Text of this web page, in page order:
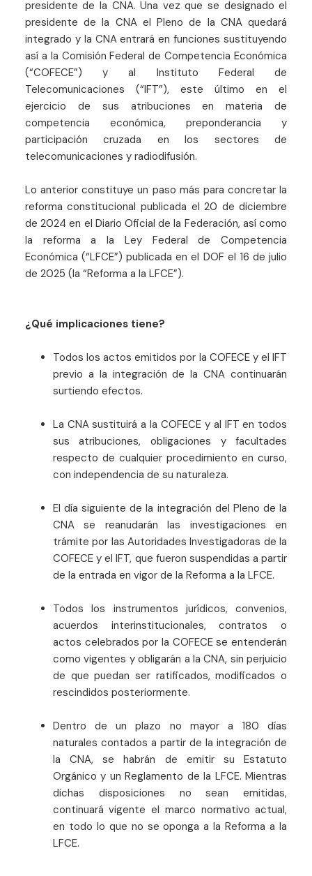
presidente de la CNA. Una vez que se designado el
presidente de la CNA el Pleno de la CNA quedará
integrado y la CNA entrará en funciones sustituyendo
así a la Comisión Federal de Competencia Económica
(“COFECE”) y al Instituto Federal de
Telecomunicaciones (“IFT”), este último en el
ejercicio de sus atribuciones en materia de
competencia económica, preponderancia y
participación cruzada en los sectores de
telecomunicaciones y radiodifusión.
Lo anterior constituye un paso más para concretar la
reforma constitucional publicada el 20 de diciembre
de 2024 en el Diario Oficial de la Federación, así como
la reforma a la Ley Federal de Competencia
Económica (“LFCE”) publicada en el DOF el 16 de julio
de 2025 (la “Reforma a la LFCE”).
¿Qué implicaciones tiene?
Todos los actos emitidos por la COFECE y el IFT
previo a la integración de la CNA continuarán
surtiendo efectos.
La CNA sustituirá a la COFECE y al IFT en todos
sus atribuciones, obligaciones y facultades
respecto de cualquier procedimiento en curso,
con independencia de su naturaleza.
El día siguiente de la integración del Pleno de la
CNA se reanudarán las investigaciones en
trámite por las Autoridades Investigadoras de la
COFECE y el IFT, que fueron suspendidas a partir
de la entrada en vigor de la Reforma a la LFCE.
Todos los instrumentos jurídicos, convenios,
acuerdos interinstitucionales, contratos o
actos celebrados por la COFECE se entenderán
como vigentes y obligarán a la CNA, sin perjuicio
de que puedan ser ratificados, modificados o
rescindidos posteriormente.
Dentro de un plazo no mayor a 180 días
naturales contados a partir de la integración de
la CNA, se habrán de emitir su Estatuto
Orgánico y un Reglamento de la LFCE. Mientras
dichas disposiciones no sean emitidas,
continuará vigente el marco normativo actual,
en todo lo que no se oponga a la Reforma a la
LFCE.